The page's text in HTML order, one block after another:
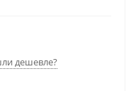
дешевле?